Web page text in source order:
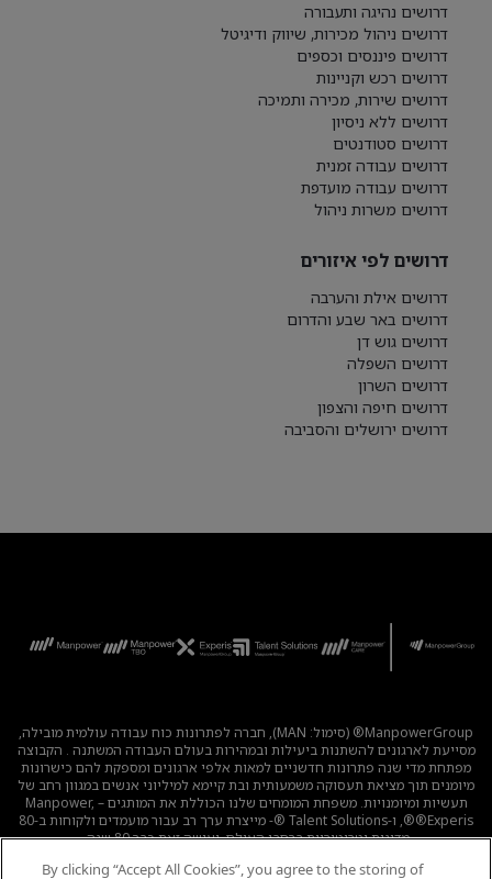
דרושים נהיגה ותעבורה
דרושים ניהול מכירות, שיווק ודיגיטל
דרושים פיננסים וכספים
דרושים רכש וקניינות
דרושים שירות, מכירה ותמיכה
דרושים ללא ניסיון
דרושים סטודנטים
דרושים עבודה זמנית
דרושים עבודה מועדפת
דרושים משרות ניהול
דרושים לפי איזורים
דרושים אילת והערבה
דרושים באר שבע והדרום
דרושים גוש דן
דרושים השפלה
דרושים השרון
דרושים חיפה והצפון
דרושים ירושלים והסביבה
ManpowerGroup® (סימול: MAN), חברה לפתרונות כוח עבודה עולמית מובילה,
מסייעת לארגונים להשתנות ביעילות ובמהירות בעולם העבודה המשתנה . הקבוצה
מפתחת מדי שנה פתרונות חדשניים למאות אלפי ארגונים ומספקת להם כישרונות
מיומנים תוך מציאת תעסוקה משמעותית ובת קיימא למיליוני אנשים במגוון רחב של
תעשיות ומיומנויות. משפחת המומחים שלנו הכוללת את המותגים – Manpower,
®Experis®, ו-Talent Solutions ®- מייצרת ערך רב עבור מועמדים ולקוחות ב-80
מדינות וטריטוריות ברחבי העולם, ועושה זאת כבר 80 שנה.
By clicking “Accept All Cookies”, you agree to the storing of